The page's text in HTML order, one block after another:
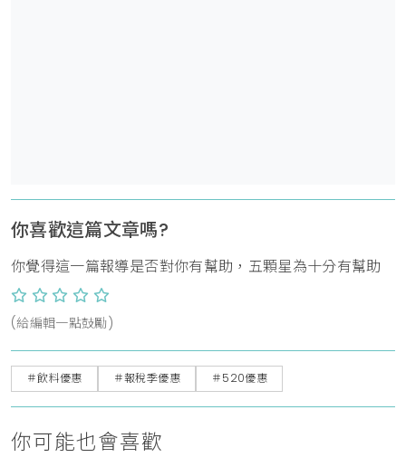
你喜歡這篇文章嗎?
你覺得這一篇報導是否對你有幫助，五顆星為十分有幫助
(給編輯一點鼓勵)
＃飲料優惠 ＃報稅季優惠 ＃520優惠
你可能也會喜歡